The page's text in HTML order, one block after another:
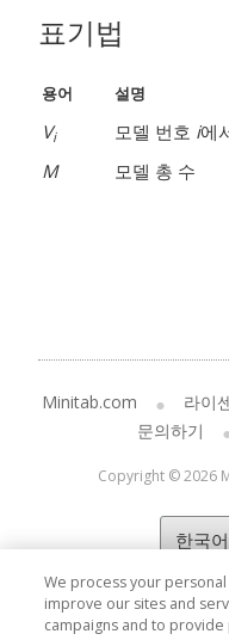
표기법
용어 설명
Vi 모델 번호 i에
M
모델 총 수
Minitab.com 라이
문의하기
Copyright © 2026
We process your
improve our sites and
campaigns and to